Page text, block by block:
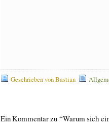
Geschrieben von Bastian
Ein Kommentar zu “Warum sich